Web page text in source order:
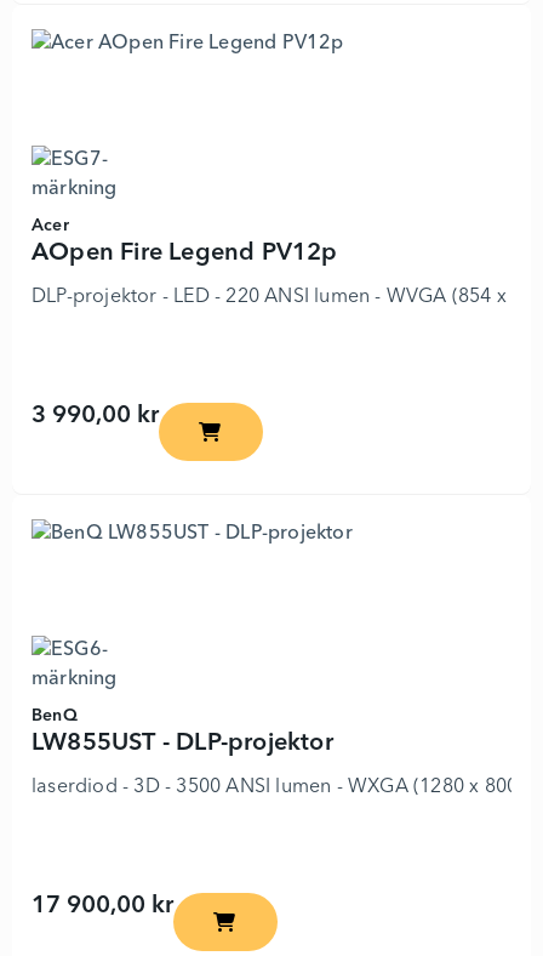
Acer
AOpen Fire Legend PV12p
DLP-projektor - LED - 220 ANSI lumen - WVGA (854 x
3 990,00 krAOpen Fire Legend PV12p - 8725674 -
BenQ
LW855UST - DLP-projektor
laserdiod - 3D - 3500 ANSI lumen - WXGA (1280 x
17 900,00 krLW855UST - DLP-projektor - 7988303 -